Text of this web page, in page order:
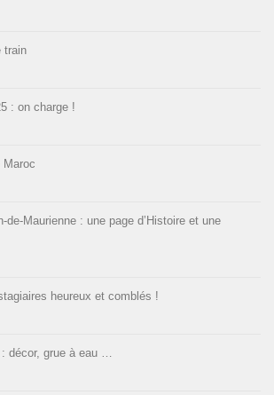
train
: on charge !
Maroc
de-Maurienne : une page d’Histoire et une
heureux et comblés !
décor, grue à eau …